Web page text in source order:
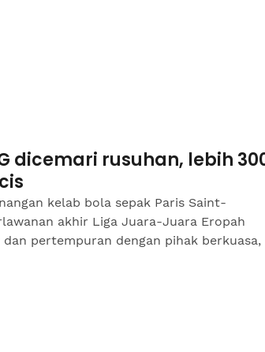
dicemari rusuhan, lebih
kelab bola sepak Paris Saint-
akhir Liga Juara-Juara Eropah
pertempuran dengan pihak berkuasa,